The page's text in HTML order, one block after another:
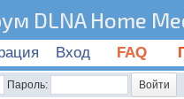
DLNA Home
Вход FAQ
Пароль: